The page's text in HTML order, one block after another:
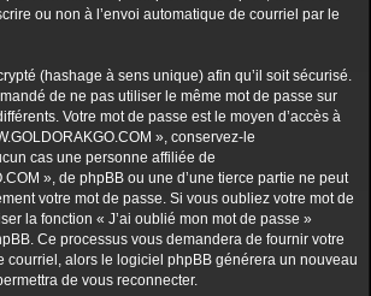
ou non à l’envoi automatique de courriel par le
(hashage à sens unique) afin qu’il soit sécurisé.
de ne pas utiliser le même mot de passe sur
Votre mot de passe est le moyen d’accès à
», conservez-le
cas une personne affiliée de
», de phpBB ou une d’une tierce partie ne peut
votre mot de passe. Si vous oubliez votre mot de
la fonction « J’ai oublié mon mot de passe »
Ce processus vous demandera de fournir votre
courriel, alors le logiciel phpBB générera un nouveau
de vous reconnecter.